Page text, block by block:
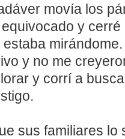
movía los
y
y no me
y corrí a
sus familiares lo